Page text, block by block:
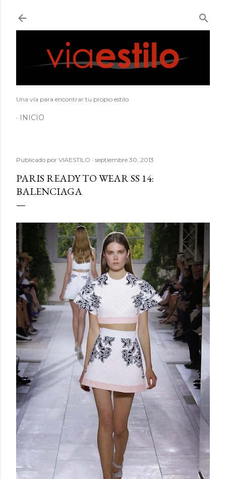
Una vía para encontrar tu propio estilo
INICIO
Publicado por VIAESTILO septiembre 30, 2013
PARIS READY TO WEAR SS 14:
BALENCIAGA